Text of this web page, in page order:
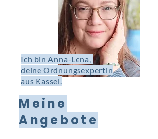
Meine
Angebote
Ich bin Anna-Lena,
deine Ordnungsexpertin
aus Kassel.